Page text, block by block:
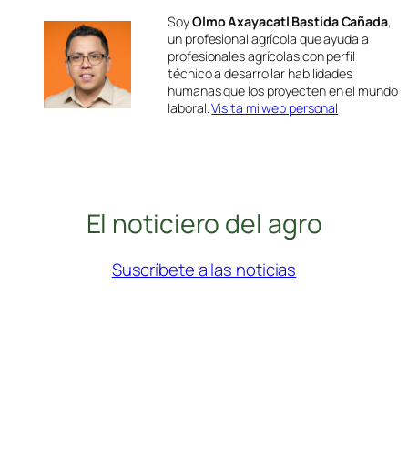
SoyOlmo Axayacatl Bastida Cañada,
un profesional agrícola que ayuda a
profesionales agrícolas con perfil
técnico a desarrollar habilidades
humanas que los proyecten en el mundo
laboral.Visita mi web personal
El noticiero del agro
Suscríbete a las noticias